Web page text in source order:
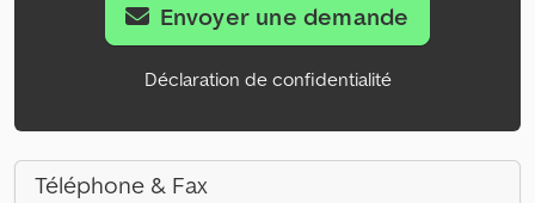
Envoyer une demande
Déclaration de confidentialité
Téléphone & Fax